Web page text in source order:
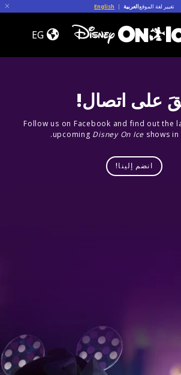
تغيير لغة الموقعالعربية |
English
EG
على اتصال!
Follow us on Facebook and find out the
upcoming Disney On Ice shows in
انضم إلينا!